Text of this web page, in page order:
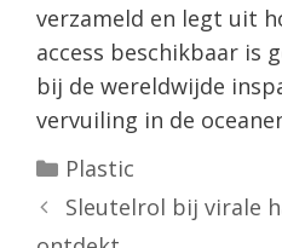
verzameld en legt uit
access beschikbaar is
bij de wereldwijde
vervuiling in de
Categorieën
Plastic
Sleutelrol bij virale